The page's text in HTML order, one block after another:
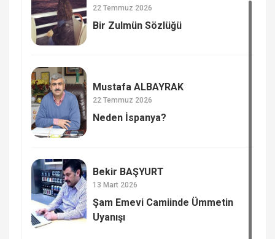
22 Temmuz 2026
Bir Zulmün Sözlüğü
Mustafa ALBAYRAK
22 Temmuz 2026
Neden İspanya?
Bekir BAŞYURT
13 Mart 2026
Şam Emevi Camiinde Ümmetin
Uyanışı